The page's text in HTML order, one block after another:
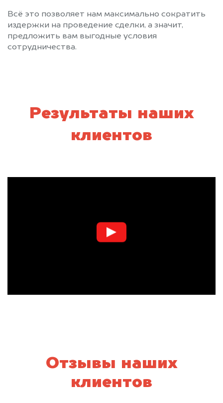
Всё это позволяет нам максимально сократить
издержки на проведение сделки, а значит,
предложить вам выгодные условия
сотрудничества.
Результаты наших
клиентов
Отзывы наших
клиентов